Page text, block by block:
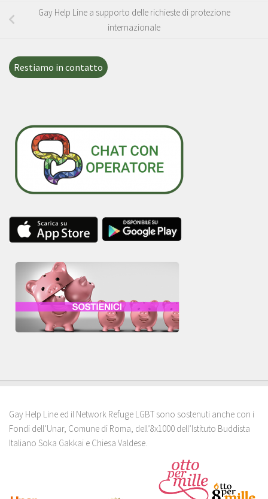
Gay Help Line a supporto delle richieste di protezione
internazionale
Restiamo in contatto
Gay Help Line ed il Network Refuge LGBT sono sostenuti anche con i
Fondi dell’Unar, Comune di Roma, dell’8x1000 dell’Istituto Buddista
Italiano Soka Gakkai e Chiesa Valdese.